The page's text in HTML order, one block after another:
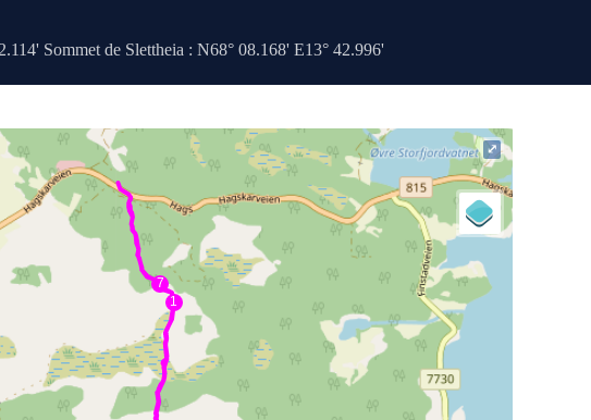
Sommet de Slettheia : N68° 08.168' E13° 42.996'
⤢